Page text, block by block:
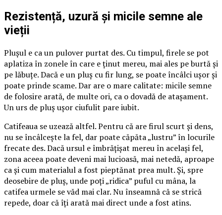
Rezistență, uzură și micile semne ale
vieții
Plușul e ca un pulover purtat des. Cu timpul, firele se pot
aplatiza în zonele în care e ținut mereu, mai ales pe burtă și
pe lăbuțe. Dacă e un pluș cu fir lung, se poate încâlci ușor și
poate prinde scame. Dar are o mare calitate: micile semne
de folosire arată, de multe ori, ca o dovadă de atașament.
Un urs de pluș ușor ciufulit pare iubit.
Catifeaua se uzează altfel. Pentru că are firul scurt și dens,
nu se încâlcește la fel, dar poate căpăta „lustru” în locurile
frecate des. Dacă ursul e îmbrățișat mereu în același fel,
zona aceea poate deveni mai lucioasă, mai netedă, aproape
ca și cum materialul a fost pieptănat prea mult. Și, spre
deosebire de pluș, unde poți „ridica” puful cu mâna, la
catifea urmele se văd mai clar. Nu înseamnă că se strică
repede, doar că îți arată mai direct unde a fost atins.